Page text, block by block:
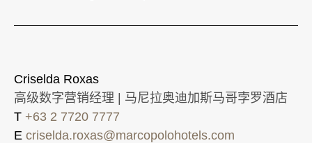
Criselda Roxas
高级数字营销经理 | 马尼拉奥迪加斯马哥孛罗酒店
T +63 2 7720 7777
E criselda.roxas@marcopolohotels.com